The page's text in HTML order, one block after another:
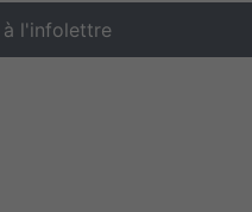
à l'infolettre